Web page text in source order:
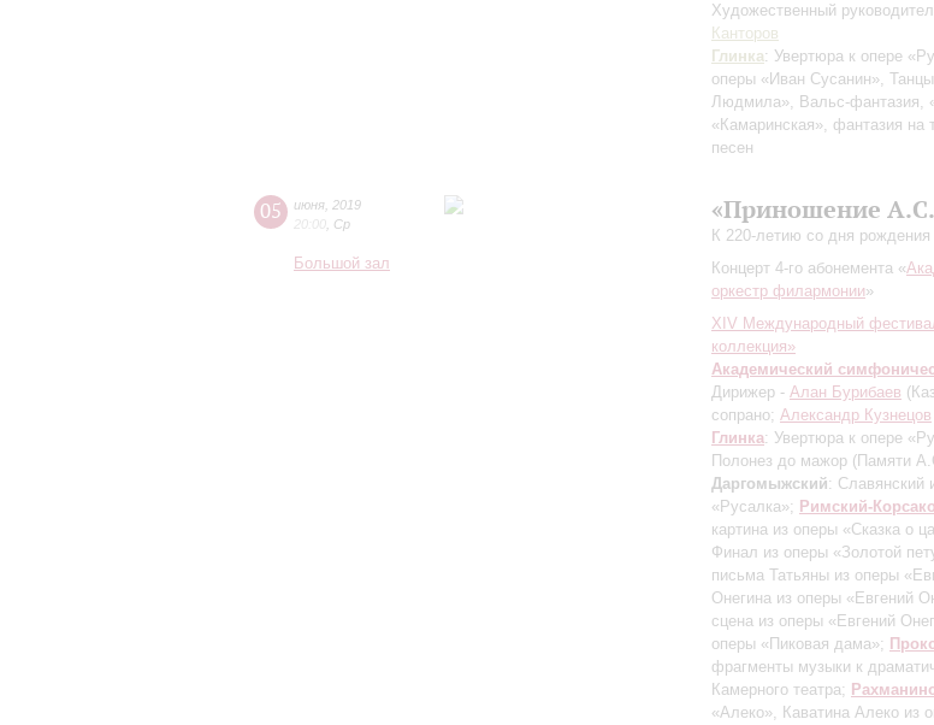
Художественный
Канторов
Глинка: Увертюра к опере
оперы «Иван Сусанин»,
Людмила», Вальс-фантазия,
«Камаринская», фантазия на
песен
05 июня 2019
20:00 Ср
Большой зал
«Приношение
К 220-летию со дня рождения
Концерт 4-го абонемента «
оркестр филармонии»
XIV Международный
коллекция»
Академический
Дирижер - Алан Бурибаев
сопрано; Александр Кузнецов
Глинка: Увертюра к опере
Полонез до мажор (Памяти
Даргомыжский: Славянский
«Русалка»; Римский-
картина из оперы «Сказка о
Финал из оперы «Золотой
письма Татьяны из оперы
Онегина из оперы «Евгений
сцена из оперы «Евгений
оперы «Пиковая дама»;
фрагменты музыки к
Камерного театра;
«Алеко», Каватина Алеко из